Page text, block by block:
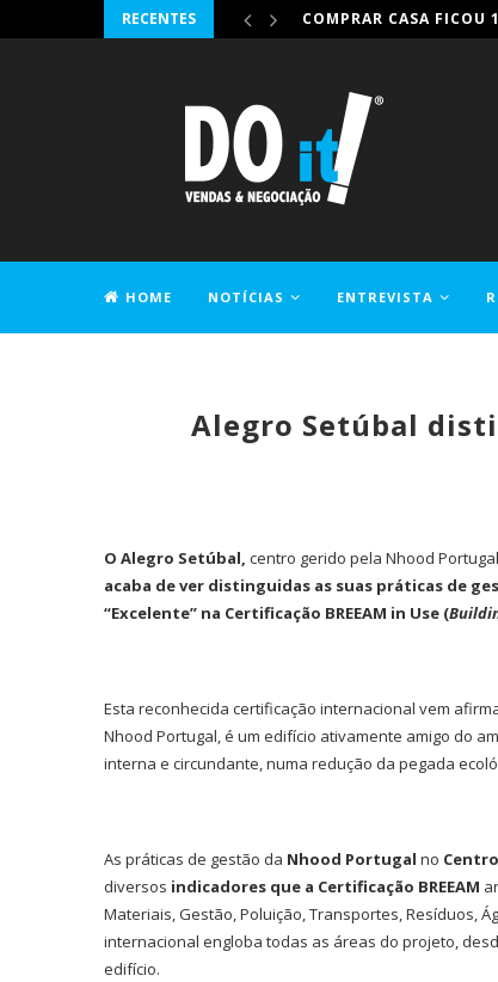
RECENTES IRONHACK JUNTA-SE À
HOME NOTÍCIAS ENTREVISTA
Alegro Setúbal
O Alegro Setúbal, centro gerido pela Nhood
acaba de ver distinguidas as suas práticas de
“Excelente” na Certificação BREEAM in Use (
Esta reconhecida certificação internacional vem
Nhood Portugal, é um edifício ativamente amigo do
interna e circundante, numa redução da pegada
As práticas de gestão da Nhood Portugal no
diversos indicadores que a Certificação BREEAM
Materiais, Gestão, Poluição, Transportes, Resíduos,
internacional engloba todas as áreas do projeto,
edifício.